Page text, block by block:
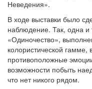
Неведения».
В ходе выставки было
наблюдение. Так, одна и
«Одиночество»,
колористической
противоположные
возможности побыть
что нет никого рядом.